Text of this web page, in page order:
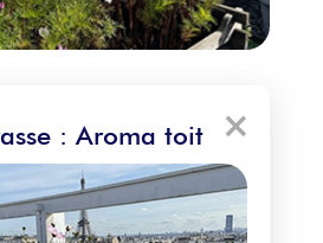
×
: Aroma toit